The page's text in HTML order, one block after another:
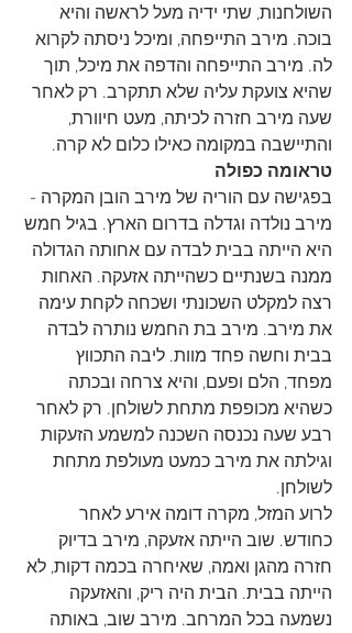
השולחנות, שתי ידיה מעל לראשה והיא
בוכה. מירב התייפחה, ומיכל ניסתה לקרוא
לה. מירב התייפחה והדפה את מיכל, תוך
שהיא צועקת עליה שלא תתקרב. רק לאחר
שעה מירב חזרה לכיתה, מעט חיוורת,
והתיישבה במקומה כאילו כלום לא קרה.
טראומה כפולה
בפגישה עם הוריה של מירב הובן המקרה -
מירב נולדה וגדלה בדרום הארץ. בגיל חמש
היא הייתה בבית לבדה עם אחותה הגדולה
ממנה בשנתיים כשהייתה אזעקה. האחות
רצה למקלט השכונתי ושכחה לקחת עימה
את מירב. מירב בת החמש נותרה לבדה
בבית וחשה פחד מוות. ליבה התכווץ
מפחד, הלם ופעם, והיא צרחה ובכתה
כשהיא מכופפת מתחת לשולחן. רק לאחר
רבע שעה נכנסה השכנה למשמע הזעקות
וגילתה את מירב כמעט מעולפת מתחת
לשולחן.
לרוע המזל, מקרה דומה אירע לאחר
כחודש. שוב הייתה אזעקה, מירב בדיוק
חזרה מהגן ואמה, שאיחרה בכמה דקות, לא
הייתה בבית. הבית היה ריק, והאזעקה
נשמעה בכל המרחב. מירב שוב, באותה